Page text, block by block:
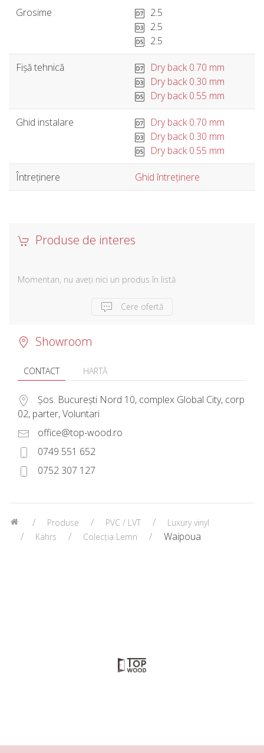
Grosime
2.5
2.5
2.5
Fișă tehnică
Dry back 0.70 mm
Dry back 0.30 mm
Dry back 0.55 mm
Ghid instalare
Dry back 0.70 mm
Dry back 0.30 mm
Dry back 0.55 mm
Întreținere Ghid întreținere
Produse de interes
Momentan, nu aveți nici un produs în listă
Cere ofertă
Showroom
CONTACT HARTĂ
Șos. București Nord 10, complex Global City, corp
02, parter, Voluntari
office@top-wood.ro
0749 551 652
0752 307 127
Produse PVC / LVT
Luxury vinyl
Kährs
Colecția Lemn Waipoua